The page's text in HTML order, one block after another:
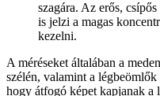
szagára. Az erős,
is jelzi a magas
kezelni.
A méréseket általában a
szélén, valamint a
hogy átfogó képet kapjanak a